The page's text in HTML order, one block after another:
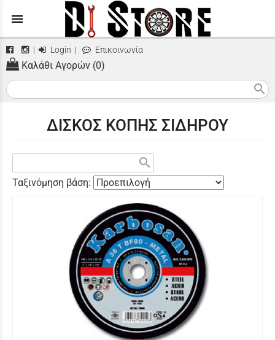
menu
| Login | Επικοινωνία
Καλάθι Αγορών (0)
search
ΔΙΣΚΟΣ ΚΟΠΗΣ ΣΙΔΗΡΟΥ
search
Ταξινόμηση βάση: